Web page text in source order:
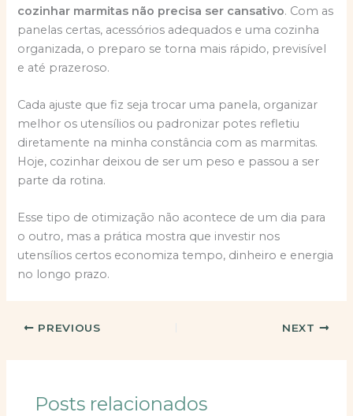
cozinhar marmitas não precisa ser cansativo. Com as
panelas certas, acessórios adequados e uma cozinha
organizada, o preparo se torna mais rápido, previsível
e até prazeroso.
Cada ajuste que fiz seja trocar uma panela, organizar
melhor os utensílios ou padronizar potes refletiu
diretamente na minha constância com as marmitas.
Hoje, cozinhar deixou de ser um peso e passou a ser
parte da rotina.
Esse tipo de otimização não acontece de um dia para
o outro, mas a prática mostra que investir nos
utensílios certos economiza tempo, dinheiro e energia
no longo prazo.
PREVIOUS NEXT
Posts relacionados